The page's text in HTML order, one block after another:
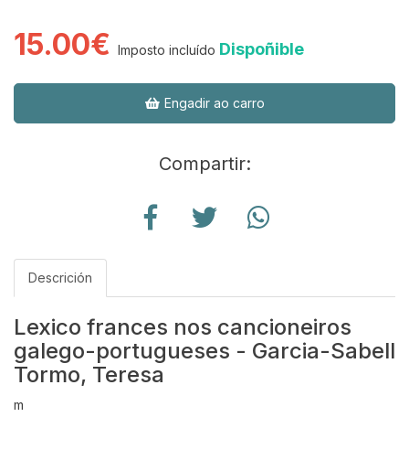
15.00€ Imposto incluído Dispoñible
Engadir ao carro
Compartir:
Descrición
Lexico frances nos cancioneiros
galego-portugueses - Garcia-Sabell
Tormo, Teresa
m